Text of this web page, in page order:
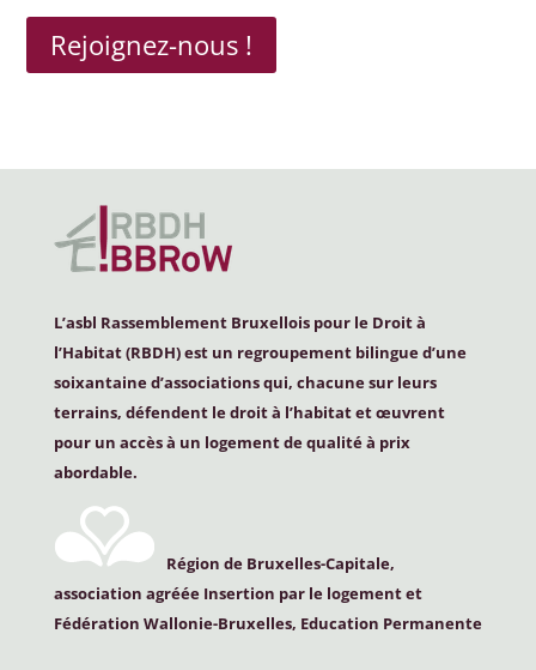
Rejoignez-nous !
L’asbl Rassemblement Bruxellois pour le Droit à
l’Habitat (RBDH) est un regroupement bilingue d’une
soixantaine d’associations qui, chacune sur leurs
terrains, défendent le droit à l’habitat et œuvrent
pour un accès à un logement de qualité à prix
abordable.
Région de Bruxelles-Capitale,
association agréée Insertion par le logement et
Fédération Wallonie-Bruxelles, Education Permanente